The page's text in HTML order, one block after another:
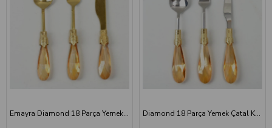
Emayra Diamond 18 Parça Yemek Çatal Kaşık Bıçak Seti | Amber Titanyum Diamond 18 Parça Yemek Çatal Kaşık Bıçak Seti | Amber Altın